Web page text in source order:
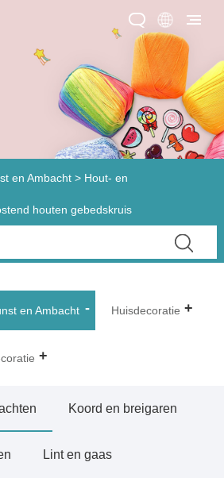
en Ambacht> Hout- en
houten gebedskruis
en Ambacht Huisdecoratie
Koord en breigaren
Lint en gaas